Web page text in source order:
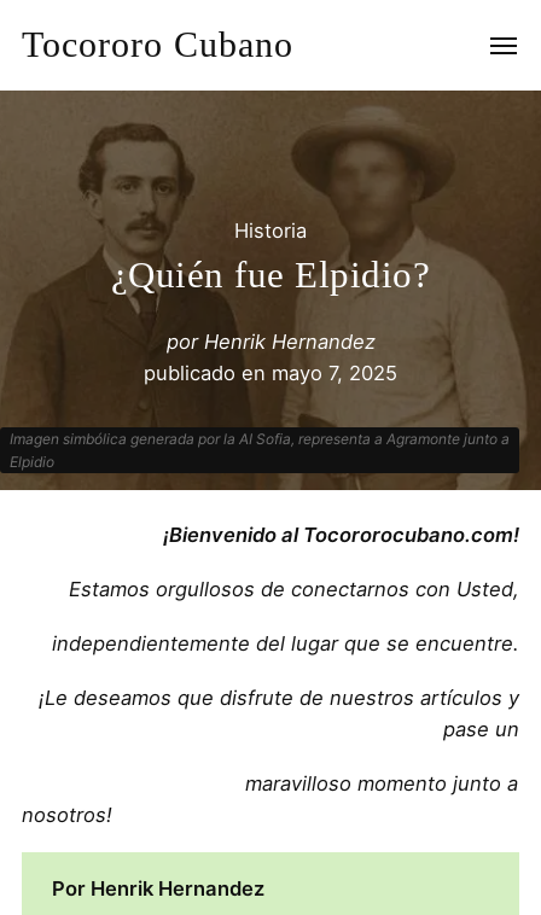
Tocororo Cubano
Historia
¿Quién fue Elpidio?
por Henrik Hernandez
publicado en mayo 7, 2025
Imagen simbólica generada por la AI Sofia, representa a Agramonte junto a
Elpidio
¡Bienvenido al Tocororocubano.com!
Estamos orgullosos de conectarnos con Usted,
independientemente del lugar que se encuentre.
¡Le deseamos que disfrute de nuestros artículos y
pase un
maravilloso momento junto a
nosotros!
Por Henrik Hernandez